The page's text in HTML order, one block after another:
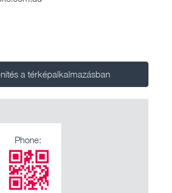
a térképalkalmazásban
Phone: